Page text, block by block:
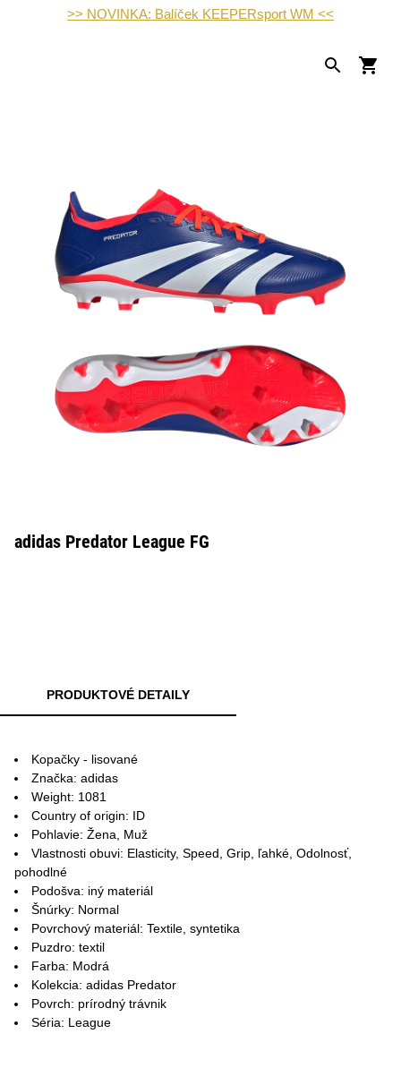
>> NOVINKA: Balíček KEEPERsport WM <<
adidas Predator League FG
PRODUKTOVÉ DETAILY
Kopačky - lisované
Značka: adidas
Weight: 1081
Country of origin: ID
Pohlavie: Žena, Muž
Vlastnosti obuvi: Elasticity, Speed, Grip, ľahké, Odolnosť,
pohodlné
Podošva: iný materiál
Šnúrky: Normal
Povrchový materiál: Textile, syntetika
Puzdro: textil
Farba: Modrá
Kolekcia: adidas Predator
Povrch: prírodný trávnik
Séria: League